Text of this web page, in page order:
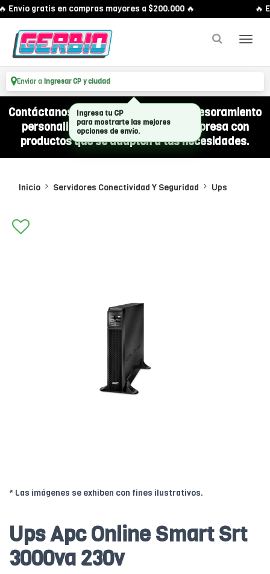
Envío gratis en compras mayores a $200.000 🔥 🔥
Enviar a Ingresar CP y ciudad
Contáctanos por WhatsApp y recibí asesoramiento
personalizado para equipar a tu empresa con
productos que se adapten a tus necesidades.
Inicio Servidores Conectividad Y Seguridad Ups
* Las imágenes se exhiben con fines ilustrativos.
Ups Apc Online Smart Srt
3000va 230v
Ingresa tu CP
para mostrarte las mejores
opciones de envío.